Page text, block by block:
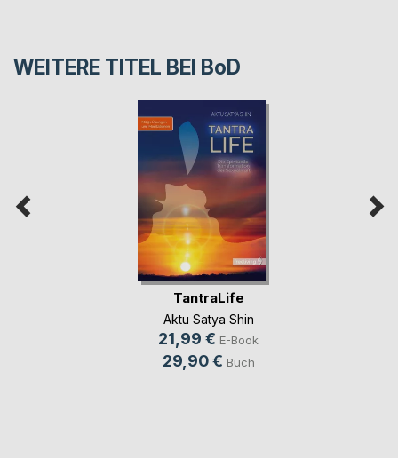
WEITERE TITEL BEI BoD
TantraLife
Aktu Satya Shin
21,99 € E-Book
29,90 € Buch